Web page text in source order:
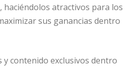
haciéndolos atractivos para los
sus ganancias dentro
y contenido exclusivos dentro